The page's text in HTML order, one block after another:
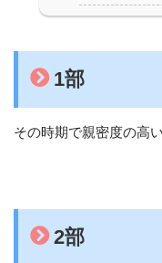
1部
その時期で親密度の高
2部